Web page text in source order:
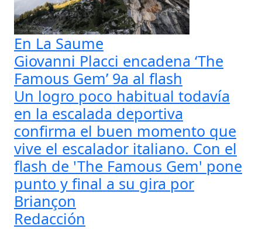
En La Saume
Giovanni Placci encadena ‘The
Famous Gem’ 9a al flash
Un logro poco habitual todavía
en la escalada deportiva
confirma el buen momento que
vive el escalador italiano. Con el
flash de 'The Famous Gem' pone
punto y final a su gira por
Briançon
Redacción